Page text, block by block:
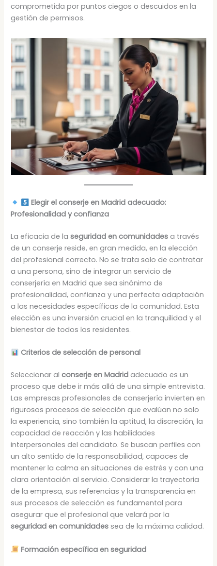
comprometida por puntos ciegos o descuidos en la
gestión de permisos.
Elegir el conserje en Madrid adecuado:
Profesionalidad y confianza
La eficacia de laseguridad en comunidades a través
de un conserje reside, en gran medida, en la elección
del profesional correcto. No se trata solo de contratar
a una persona, sino de integrar un servicio de
conserjería en Madrid que sea sinónimo de
profesionalidad, confianza y una perfecta adaptación
a las necesidades específicas de la comunidad. Esta
elección es una inversión crucial en la tranquilidad y el
bienestar de todos los residentes.
Criterios de selección de personal
Seleccionar alconserje en Madrid adecuado es un
proceso que debe ir más allá de una simple entrevista.
Las empresas profesionales de conserjería invierten en
rigurosos procesos de selección que evalúan no solo
la experiencia, sino también la aptitud, la discreción, la
capacidad de reacción y las habilidades
interpersonales del candidato. Se buscan perfiles con
un alto sentido de la responsabilidad, capaces de
mantener la calma en situaciones de estrés y con una
clara orientación al servicio. Considerar la trayectoria
de la empresa, sus referencias y la transparencia en
sus procesos de selección es fundamental para
asegurar que el profesional que velará por la
seguridad en comunidades sea de la máxima calidad.
Formación específica en seguridad